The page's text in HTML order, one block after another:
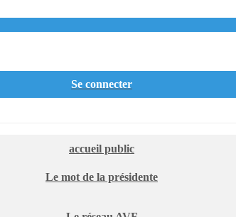
Se connecter
accueil public
Le mot de la présidente